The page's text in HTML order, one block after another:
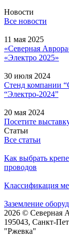
Новости
Все новости
11 мая 2025
«Северная
«Электро 2025»
30 июля 2024
Стенд компании
“Электро-2024”
20 мая 2024
Посетите
Статьи
Все статьи
Как выбрать
проводов
Классификация
Заземление
2026 © Северная
195043, Санкт-
"Ржевка"